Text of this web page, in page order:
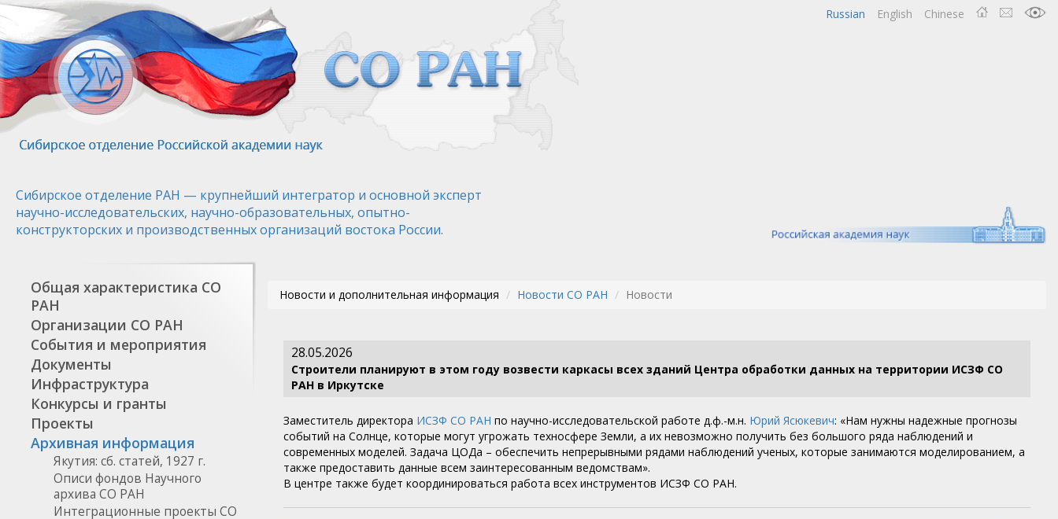
Перейти
основному
содержанию
Chinese
English
Russian
Сибирское отделение РАН — крупнейший интегратор и основной эксперт
научно-исследовательских, научно-образовательных, опытно-
конструкторских и производственных организаций востока России.
Общая характеристика СО
РАН
Организации СО РАН
События и мероприятия
Документы
Инфраструктура
Конкурсы и гранты
Проекты
Архивная информация
Якутия: сб. статей, 1927 г.
Описи фондов Научного
архива СО РАН
Интеграционные проекты СО
Новости и дополнительная информация Новости СО РАН Новости
28.05.2026
Строители планируют в этом году возвести каркасы всех зданий Центра обработки данных на территории ИСЗФ СО
РАН в Иркутске
Заместитель директора ИСЗФ СО РАН по научно-исследовательской работе д.ф.-м.н. Юрий Ясюкевич: «Нам нужны надежные прогнозы
событий на Солнце, которые могут угрожать техносфере Земли, а их невозможно получить без большого ряда наблюдений и
современных моделей. Задача ЦОДа – обеспечить непрерывными рядами наблюдений ученых, которые занимаются моделированием, а
также предоставить данные всем заинтересованным ведомствам».
В центре также будет координироваться работа всех инструментов ИСЗФ СО РАН.